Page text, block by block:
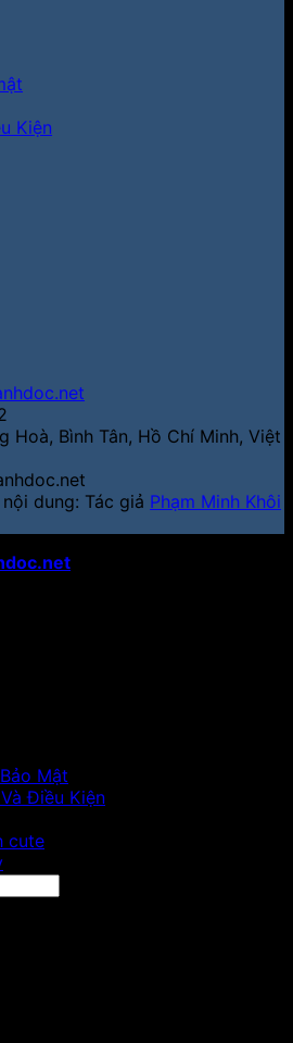
Kiện
Hoà, Bình Tân, Hồ Chí Minh, Việt
dung: Tác giả Phạm Minh Khôi
Mật
Điều Kiện
cute